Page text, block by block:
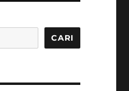
CARI